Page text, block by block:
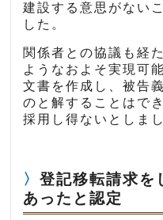
建設する意思がない
した。
関係者との協議も経
ようなおよそ実現可
文書を作成し、被告
のと解することはで
採用し得ないとしまし
登記移転請求を
あったと認定